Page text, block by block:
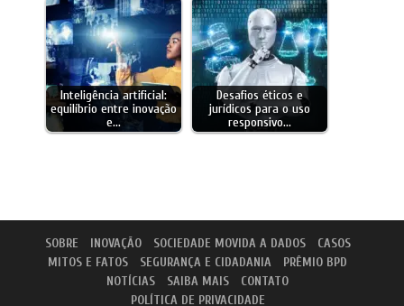
Inteligência artificial:
equilíbrio entre inovação
e…
Desafios éticos e
jurídicos para o uso
responsivo…
SOBRE INOVAÇÃO SOCIEDADE MOVIDA A DADOS
CASOS
MITOS E FATOS
SEGURANÇA E CIDADANIA
PRÊMIO BPD
NOTÍCIAS
SAIBA MAIS
CONTATO
POLÍTICA DE PRIVACIDADE